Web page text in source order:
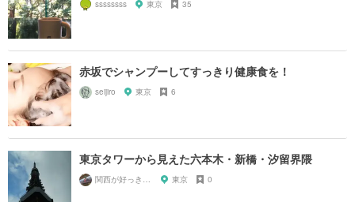
ssssssss 東京 35
赤坂でシャンプーしてすっきり健康食を！
seijiro 東京 6
東京タワーから見えた六本木・新橋・汐留界隈
東京 0